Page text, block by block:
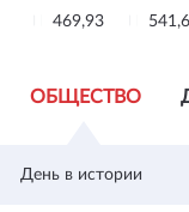
469,93
ОБЩЕСТВО
День в истории